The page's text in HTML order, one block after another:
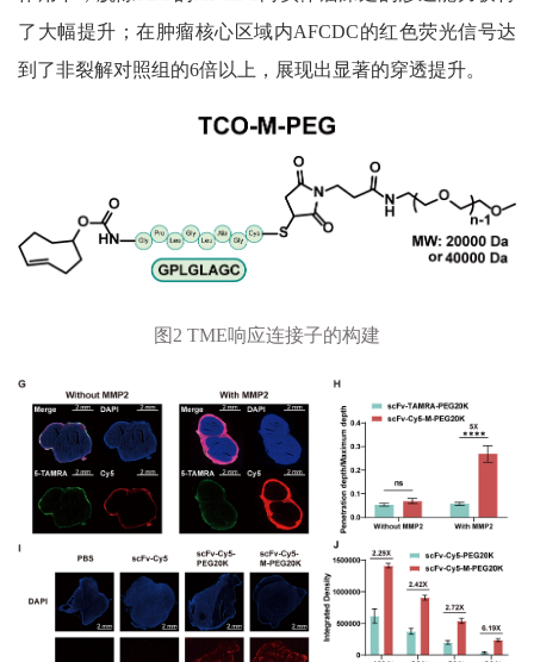
了大幅提升；在肿瘤核心区域内AFCDC的红色荧光信号达
到了非裂解对照组的6倍以上，展现出显著的穿透提升。
图 2 TME响应连接子的构建